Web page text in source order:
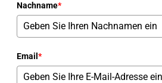
Nachname*
Email *